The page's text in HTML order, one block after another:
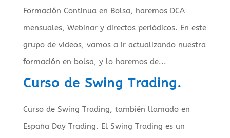
Formación Continua en Bolsa, haremos DCA
mensuales, Webinar y directos periódicos. En este
grupo de videos, vamos a ir actualizando nuestra
formación en bolsa, y lo haremos de...
Curso de Swing Trading.
Curso de Swing Trading, también llamado en
España Day Trading. El Swing Trading es un